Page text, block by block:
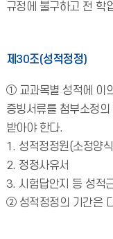
규정에 불구하고 전 학
제30조(성적정정)
① 교과목별 성적에 이
증빙서류를 첨부소정
받아야 한다.
1. 성적정정원(소정양
2. 정정사유서
3. 시험답안지 등 성적
② 성적정정의 기간은